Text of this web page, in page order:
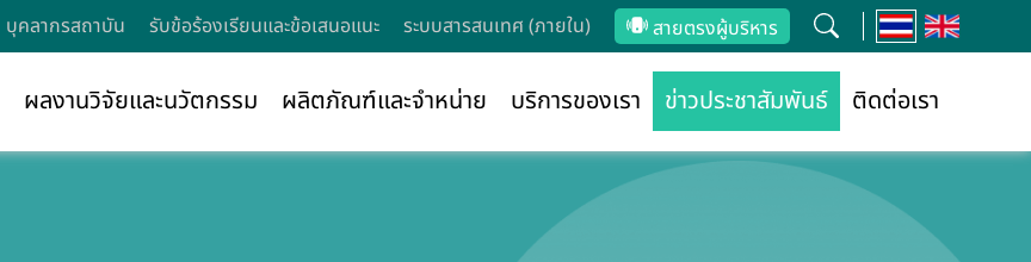
บุคลากรสถาบัน รับข้อร้องเรียนและข้อเสนอแนะ ระบบสารสนเทศ (ภายใน) สายตรงผู้บริหาร
ผลงานวิจัยและนวัตกรรม ผลิตภัณฑ์และจำหน่าย บริการของเรา ข่าวประชาสัมพันธ์ ติดต่อเรา